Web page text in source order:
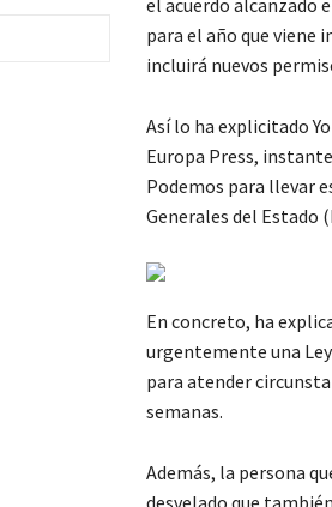
para el año que viene
incluirá nuevos
Así lo ha explicitado
Europa Press,
Podemos para llevar
Generales del Estado
En concreto, ha
urgentemente una
para atender
semanas.
Además, la persona
desvelado que